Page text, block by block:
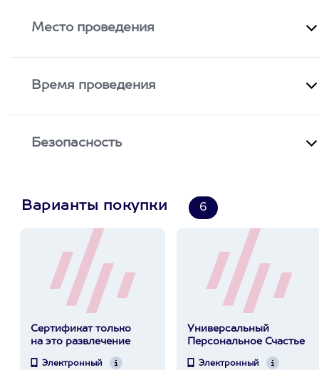
Место проведения
Время проведения
Безопасность
Варианты покупки 6
Сертификат только
на это развлечение
Электронный
Универсальный
Персональное Счастье
Электронный